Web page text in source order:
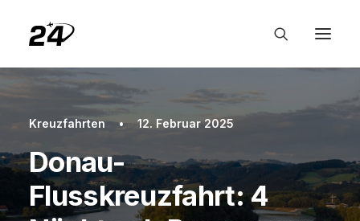
Kreuzfahrten • 12. Februar 2025
Donau-
Flusskreuzfahrt: 4